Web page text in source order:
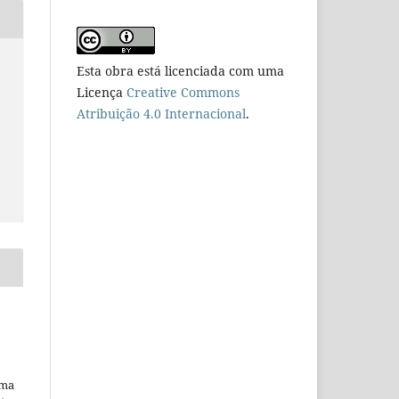
Esta obra está licenciada com uma
Licença Creative Commons
Atribuição 4.0 Internacional.